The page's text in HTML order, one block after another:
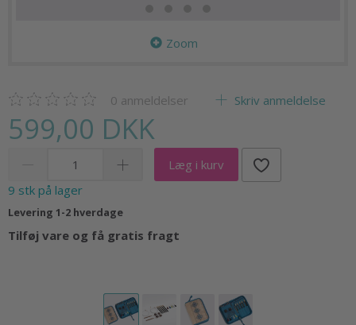
Zoom
0 anmeldelser Skriv anmeldelse
599,00 DKK
Læg i kurv
9 stk på lager
Levering 1-2 hverdage
Tilføj vare og få gratis fragt